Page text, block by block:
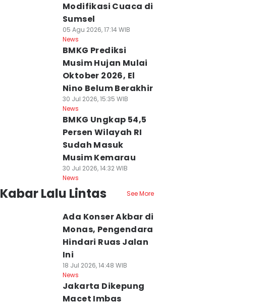
Modifikasi Cuaca di
Sumsel
05 Agu 2026, 17:14 WIB
News
BMKG Prediksi
Musim Hujan Mulai
Oktober 2026, El
Nino Belum Berakhir
30 Jul 2026, 15:35 WIB
News
BMKG Ungkap 54,5
Persen Wilayah RI
Sudah Masuk
Musim Kemarau
30 Jul 2026, 14:32 WIB
News
Kabar Lalu Lintas See More
Ada Konser Akbar di
Monas, Pengendara
Hindari Ruas Jalan
Ini
18 Jul 2026, 14:48 WIB
News
Jakarta Dikepung
Macet Imbas